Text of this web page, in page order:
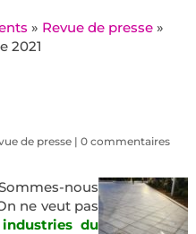
» Revue de presse»
2021
de presse| 0 commentaires
nous
ne veut pas
du